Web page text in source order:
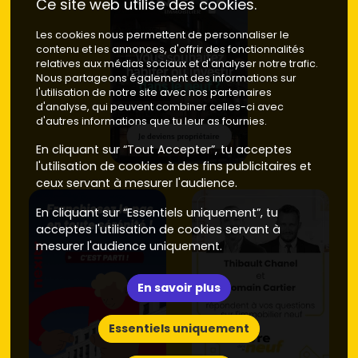
proximité) : si tu cherches une alternative tout en gardant
neuves un peu plus denses, avec des prix pouvant
grimper à6 800 €/m²sur les emplacements très
demandés.
Astuce : repère les parcelles au calme avecdouble
orientation et vérifie lestemps de trajetréels vers ta
suivre les ouvertures de commercialisation — les
meilleures maisons partent vite.
Neuf ou ancien à Marcellaz : le
comparatif
Prix d'achat
Maison neuve à Marcellaz: en 2025, la plupart des
maisons neuves se négocient entre5 200 et 6 800 €/m²
Exemple concret : une T5 de 110 m² avec jardin se situe
souvent autour de620 000 à 720 000 €. Avantage net :
, aucune rénovation
Ce site web utilise des cookies.
Les cookies nous permettent de personnaliser le
contenu et les annonces, d'offrir des fonctionnalités
relatives aux médias sociaux et d'analyser notre trafic.
Nous partageons également des informations sur
l'utilisation de notre site avec nos partenaires
d'analyse, qui peuvent combiner celles-ci avec
d'autres informations que tu leur as fournies.
En cliquant sur “Tout Accepter”, tu acceptes
l'utilisation de cookies à des fins publicitaires et
ceux servant à mesurer l'audience.
En cliquant sur “Essentiels uniquement”, tu
acceptes l'utilisation de cookies servant à
mesurer l'audience uniquement.
En savoir plus
Essentiels uniquement